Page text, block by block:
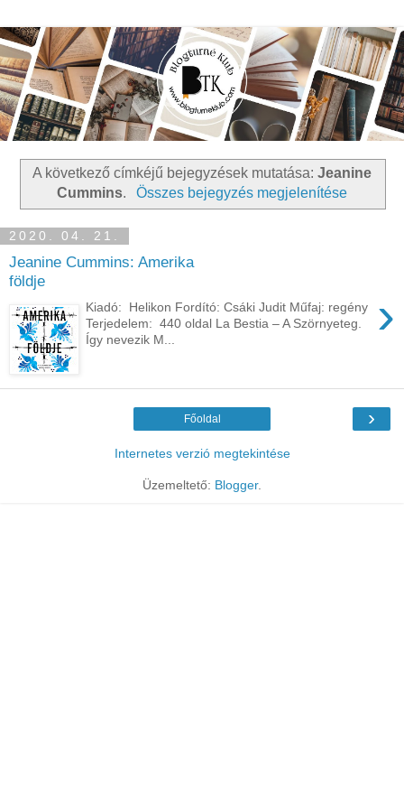
A következő címkéjű bejegyzések mutatása: Jeanine
Cummins. Összes bejegyzés megjelenítése
2020. 04. 21.
Jeanine Cummins: Amerika
földje
›
Kiadó: Helikon Fordító: Csáki Judit Műfaj: regény
Terjedelem: 440 oldal La Bestia – A Szörnyeteg.
Így nevezik M...
›
Főoldal
Internetes verzió megtekintése
Üzemeltető: Blogger.